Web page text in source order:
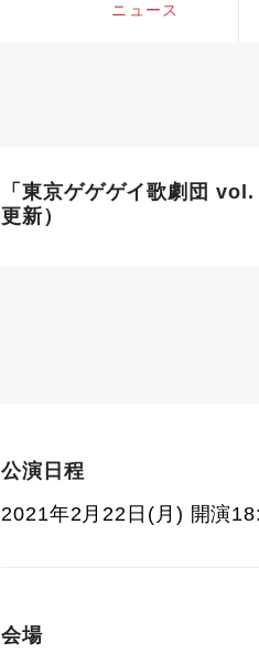
ニュース
「東京ゲゲゲイ歌劇団
更新）
公演日程
2021年2月22日(月) 開演
会場